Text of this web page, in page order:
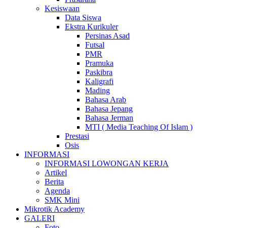
Kesiswaan
Data Siswa
Ekstra Kurikuler
Persinas Asad
Futsal
PMR
Pramuka
Paskibra
Kaligrafi
Mading
Bahasa Arab
Bahasa Jepang
Bahasa Jerman
MTI ( Media Teaching Of Islam )
Prestasi
Osis
INFORMASI
INFORMASI LOWONGAN KERJA
Artikel
Berita
Agenda
SMK Mini
Mikrotik Academy
GALERI